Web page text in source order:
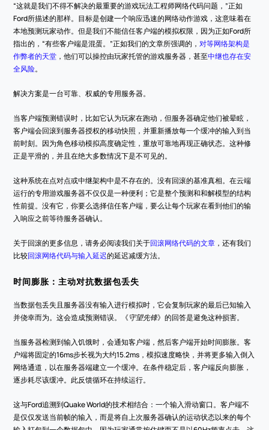
“这就是我们不得不解决的最重要的游戏玩法工程师网络代码问题，”正如
Ford所描述的那样。目标是创建一个响应迅速的网络动作游戏，这意味着在
本地预测玩家动作。但是我们不能信任客户端的模拟权限，因为正如Ford所
指出的，“有些客户端是混蛋。”正如我们的文章所强调的，对等网络架构是
作弊者的天堂 ，他们可以操控由玩家托管的游戏服务器，甚至中继也存在安
全风险。
解决方案是一台可靠、权威的专用服务器。
当客户端预测错误时，比如它认为玩家在跑动，但服务器确定他们被晕眩，
客户端会回滚到服务器授权的移动快照，并重新播放每一个缓冲的输入到当
前时刻。因为角色移动模拟高度确定性，重放可靠地再现正确状态。这种修
正是平滑的，并且在绝大多数情况下是不可见的。
这种系统在点对点或中继架构中是不存在的。没有回滚的基准真相。在云端
运行的专用游戏服务器不仅仅是一种便利；它是整个预测和和解模型的结构
性前提。没有它，你要么选择信任客户端，要么让每个玩家在看到他们的输
入响应之前等待服务器确认。
关于回滚的更多信息，请务必阅读我们关于回滚网络代码的文章 ，还有我们
比较回滚网络代码与输入延迟的延迟减缓方法。
时间膨胀：主动对抗数据包丢失
当数据包丢失且服务器没有输入进行模拟时，它会复制玩家的最后已知输入
并侥幸而为。这会造成预测错误。《守望先锋》的回答是避免这种损害。
当服务器检测到输入饥饿时，会通知客户端，然后客户端开始时间膨胀。客
户端将固定的16ms步长视为大约15.2ms，模拟速度略快，并将更多输入倒入
网络通道，以在服务器端建立一个缓冲。在条件稳定后，客户端反向膨胀，
逐步耗尽该缓冲。此反馈循环在持续运行。
这与Ford追溯到Quake World的技术相结合：一个输入滑动窗口。客户端不
是仅仅发送当前帧的输入，而是将自上次服务器确认的运动状态以来的每个